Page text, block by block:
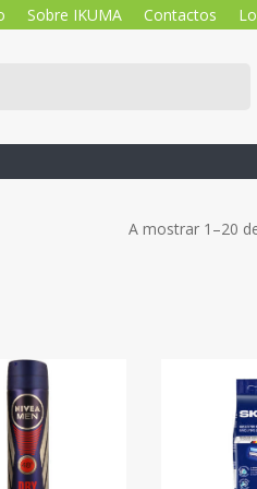
Sobre IKUMA Contactos
A mostrar 1–20